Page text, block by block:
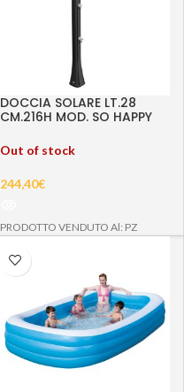
DOCCIA SOLARE LT.28
CM.216H MOD. SO HAPPY
Out of stock
244,40€
PRODOTTO VENDUTO Al: PZ